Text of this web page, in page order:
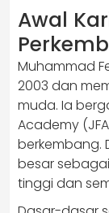
Awal
Muhammad
2003 dan
muda. Ia
Academy
berkembang.
besar
tinggi dan